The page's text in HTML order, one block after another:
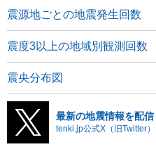
震源地ごとの地震発生回数
震度3以上の地域別観測回数
震央分布図
最新の地震情報を配信
tenki.jp公式X（旧Twitter）